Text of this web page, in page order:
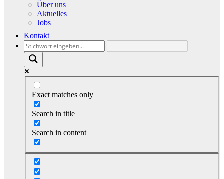
Über uns
Aktuelles
Jobs
Kontakt
Exact matches only
Search in title
Search in content